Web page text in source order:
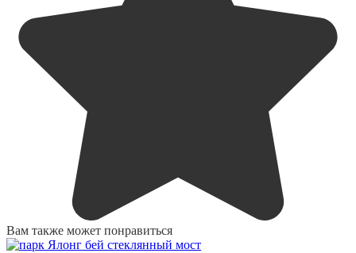
Вам также может понравиться